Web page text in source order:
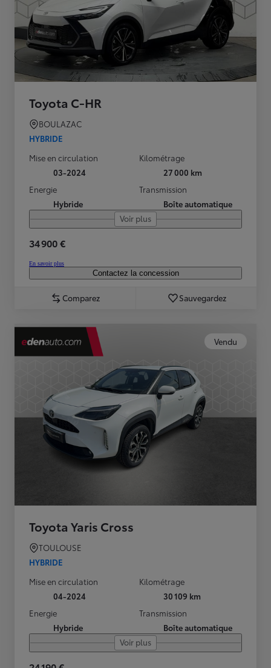
Toyota C-HR
BOULAZAC
HYBRIDE
Mise en circulation
03-2024
Kilométrage
27 000 km
Energie
Hybride
Transmission
Boîte automatique
Voir plus
34 900 €
En savoir plus
Contactez la concession
Comparez Sauvegardez
Vendu
Toyota Yaris Cross
TOULOUSE
HYBRIDE
Mise en circulation
04-2024
Kilométrage
30 109 km
Energie
Hybride
Transmission
Boîte automatique
Voir plus